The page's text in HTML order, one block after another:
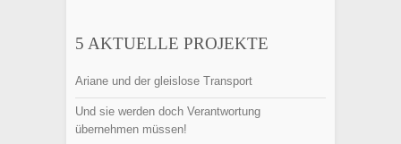
5 AKTUELLE PROJEKTE
Ariane und der gleislose Transport
Und sie werden doch Verantwortung
übernehmen müssen!